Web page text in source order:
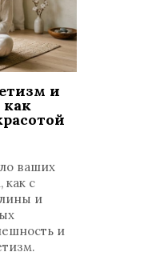
и
ваших
как с
и
и